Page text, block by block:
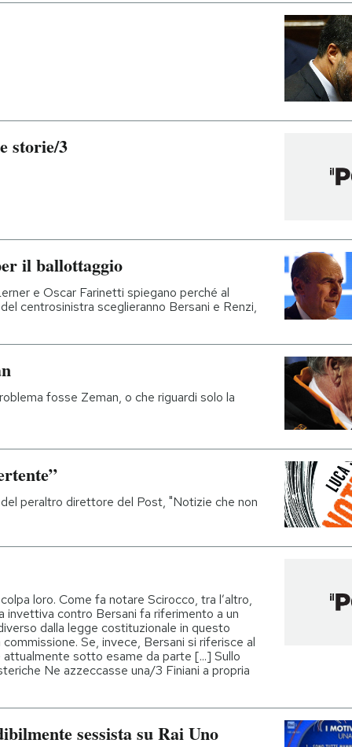
storie/3
il ballottaggio
e Oscar Farinetti spiegano perché al
centrosinistra sceglieranno Bersani e Renzi,
fosse Zeman, o che riguardi solo la
peraltro direttore del Post, "Notizie che non
loro. Come fa notare Scirocco, tra l’altro,
invettiva contro Bersani fa riferimento a un
dalla legge costituzionale in questo
Se, invece, Bersani si riferisce al
attualmente sotto esame da parte [...] Sullo
Ne azzeccasse una/3 Finiani a propria
sessista su Rai Uno